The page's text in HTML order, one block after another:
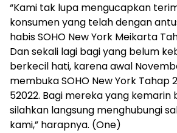
“Kami tak lupa mengucapkan
konsumen yang telah dengan
habis SOHO New York Meikarta
Dan sekali lagi bagi yang belum
berkecil hati, karena awal
membuka SOHO New York Tahap
52022. Bagi mereka yang kemarin
silahkan langsung menghubungi
kami,” harapnya. (One)